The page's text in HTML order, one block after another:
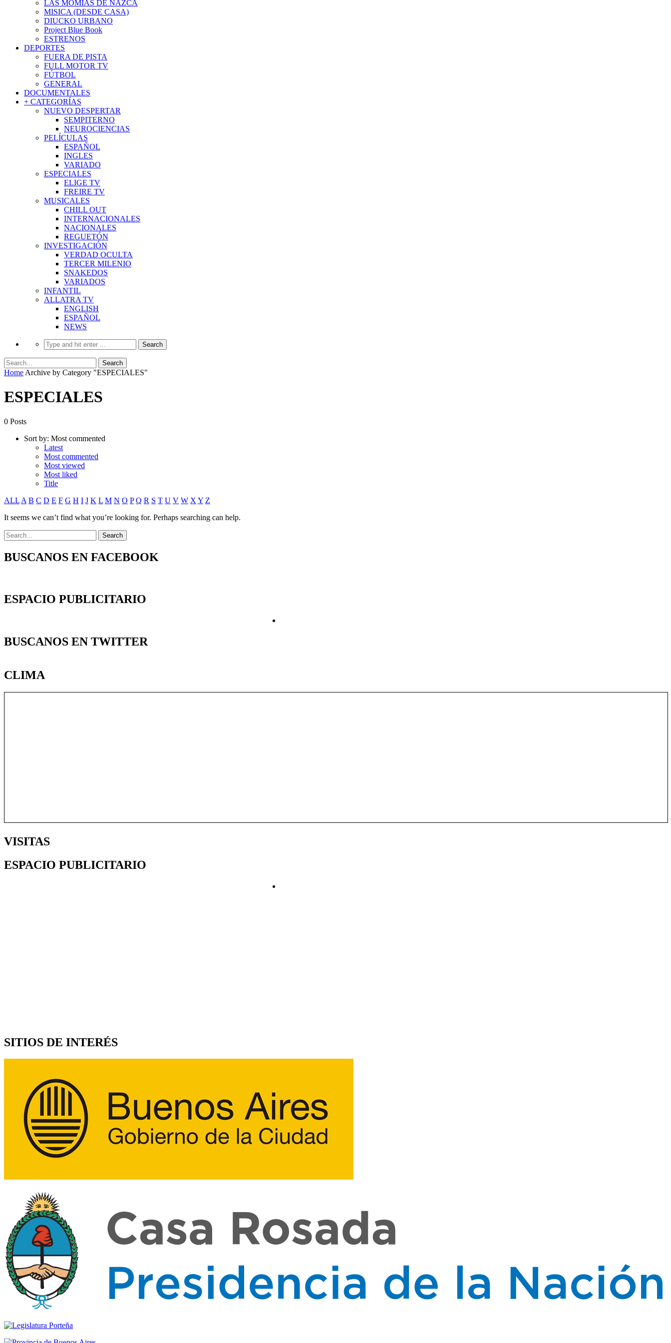
LAS MOMIAS DE NAZCA
MISICA (DESDE CASA)
DIUCKO URBANO
Project Blue Book
ESTRENOS
DEPORTES
FUERA DE PISTA
FULL MOTOR TV
FÚTBOL
GENERAL
DOCUMENTALES
+ CATEGORÍAS
NUEVO DESPERTAR
SEMPITERNO
NEUROCIENCIAS
PELÍCULAS
ESPAÑOL
INGLES
VARIADO
ESPECIALES
ELIGE TV
FREIRE TV
MUSICALES
CHILL OUT
INTERNACIONALES
NACIONALES
REGUETÓN
INVESTIGACIÓN
VERDAD OCULTA
TERCER MILENIO
SNAKEDOS
VARIADOS
INFANTIL
ALLATRA TV
ENGLISH
ESPAÑOL
NEWS
Home Archive by Category "ESPECIALES"
ESPECIALES
0 Posts
Sort by: Most commented
Latest
Most commented
Most viewed
Most liked
Title
ALL A B C D E F G H I J K L M N O P Q R S T U V W X Y Z
It seems we can’t find what you’re looking for. Perhaps searching can help.
BUSCANOS EN FACEBOOK
ESPACIO PUBLICITARIO
BUSCANOS EN TWITTER
CLIMA
VISITAS
ESPACIO PUBLICITARIO
SITIOS DE INTERÉS